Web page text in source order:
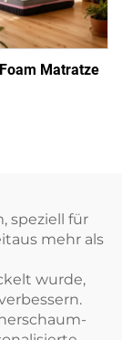
Matratze
speziell für
mehr als
wurde,